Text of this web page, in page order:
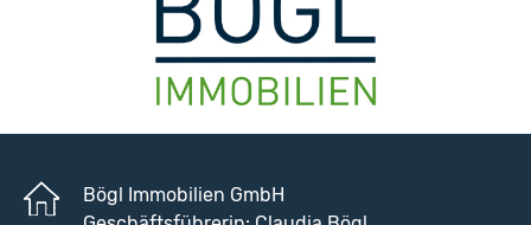
Bögl Immobilien GmbH